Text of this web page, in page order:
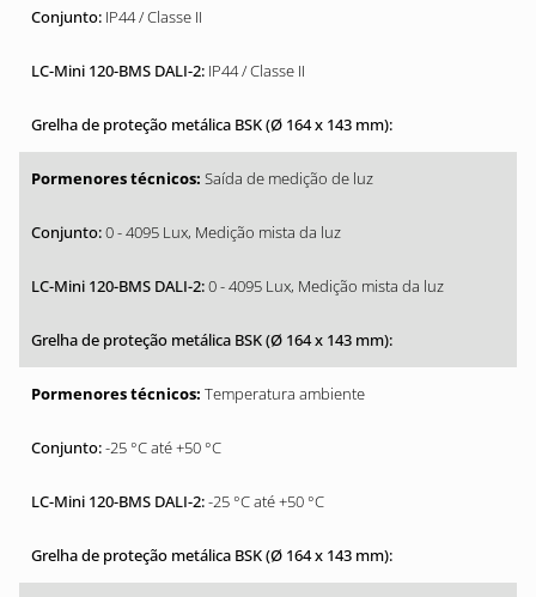
IP44 / Classe II
IP44 / Classe II
Saída de medição de luz
0 - 4095 Lux, Medição mista da luz
0 - 4095 Lux, Medição mista da luz
Temperatura ambiente
-25 °C até +50 °C
-25 °C até +50 °C